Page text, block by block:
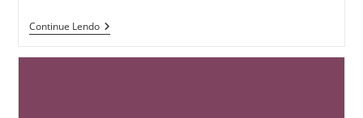
Continue Lendo